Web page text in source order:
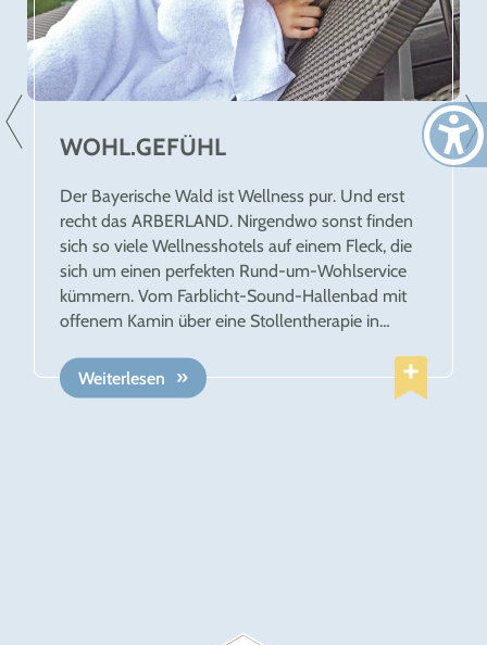
WOHL.GEFÜHL
Der Bayerische Wald ist Wellness pur. Und erst
recht das ARBERLAND. Nirgendwo sonst finden
sich so viele Wellnesshotels auf einem Fleck, die
sich um einen perfekten Rund-um-Wohlservice
kümmern. Vom Farblicht-Sound-Hallenbad mit
offenem Kamin über eine Stollentherapie in
tiefentspannenden Schweben auf Wolke 7.
Wellness im Grünen, Salzsteingrotte, Bio-Sauna,
Weiterlesen